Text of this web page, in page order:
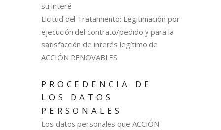
su interé
Licitud del Tratamiento: Legitimación por
ejecución del contrato/pedido y para la
satisfacción de interés legítimo de
ACCIÓN RENOVABLES.
PROCEDENCIA DE
LOS DATOS
PERSONALES
Los datos personales que ACCIÓN